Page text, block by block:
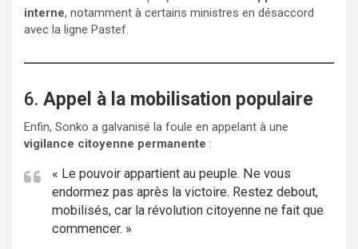
interne, notamment à certains ministres en désaccord
avec la ligne Pastef.
6. Appel à la mobilisation populaire
Enfin, Sonko a galvanisé la foule en appelant à une
vigilance citoyenne permanente :
« Le pouvoir appartient au peuple. Ne vous
endormez pas après la victoire. Restez debout,
mobilisés, car la révolution citoyenne ne fait que
commencer. »